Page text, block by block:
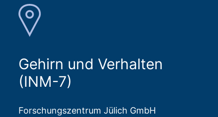
Gehirn und Verhalten
(INM-7)
Forschungszentrum Jülich GmbH